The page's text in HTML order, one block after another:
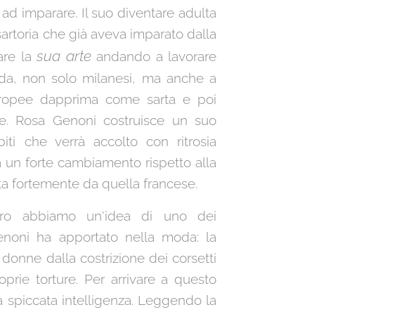
imparare. Il suo diventare adulta
che già aveva imparato dalla
lasua arteandando a lavorare
non solo milanesi, ma anche a
dapprima come sarta e poi
Rosa Genoni costruisce un suo
che verrà accolto con ritrosia
un forte cambiamento rispetto alla
fortemente da quella francese.
abbiamo un'idea di uno dei
ha apportato nella moda: la
dalla costrizione dei corsetti
torture. Per arrivare a questo
intelligenza. Leggendo la